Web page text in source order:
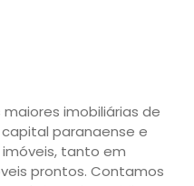
imobiliárias de
paranaense e
tanto em
prontos. Contamos